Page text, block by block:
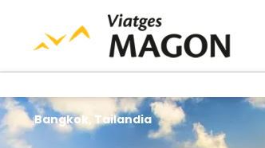
Bangkok, Tailandia